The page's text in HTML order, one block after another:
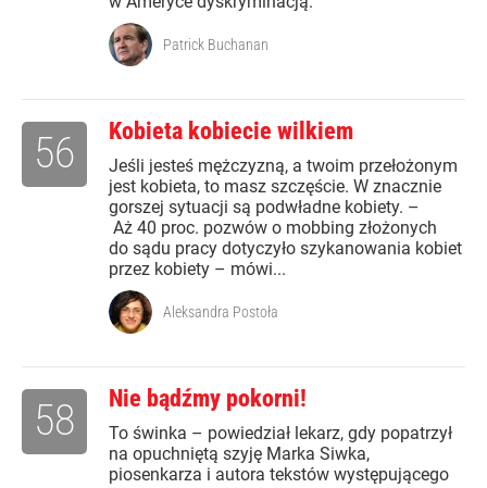
Patrick Buchanan
Kobieta kobiecie wilkiem
Jeśli jesteś mężczyzną, a twoim przełożonym
jest kobieta, to masz szczęście. W znacznie
gorszej sytuacji są podwładne kobiety. –
Aż 40 proc. pozwów o mobbing złożonych
do sądu pracy dotyczyło szykanowania kobiet
przez kobiety – mówi...
56
Aleksandra Postoła
Nie bądźmy pokorni!
To świnka – powiedział lekarz, gdy popatrzył
na opuchniętą szyję Marka Siwka,
piosenkarza i autora tekstów występującego
58